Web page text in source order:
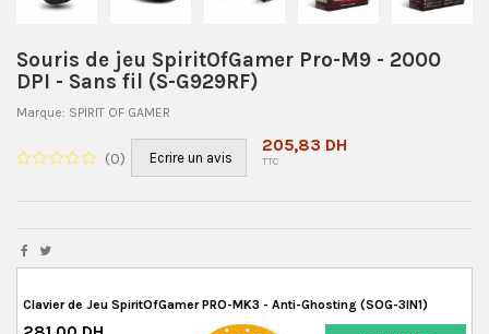
Souris de jeu SpiritOfGamer Pro-M9 - 2000
DPI - Sans fil (S-G929RF)
Marque: SPIRIT OF GAMER
(0) Ecrire un avis
205,83 DH
TTC
Clavier de Jeu SpiritOfGamer PRO-MK3 - Anti-Ghosting (SOG-3IN1)